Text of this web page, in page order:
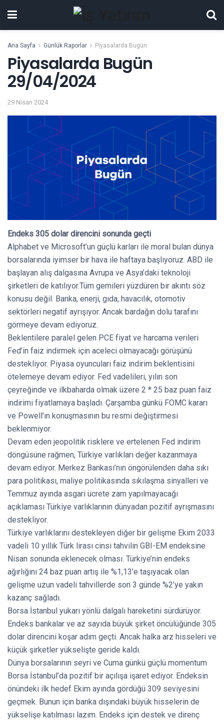
Ana Sayfa Günlük Raporlar Piyasalarda Bugün
Piyasalarda Bugün
29/04/2024
29 Nisan 2024
Endeks 305 dolar direncini sonunda geçti
Alphabet ve Microsoft’un güçlü karları ile moral bulan dünya
borsalarında iyimser bir hava ile haftaya başlıyoruz. ABD ile
başlayan alış dalgasına Avrupa ve Asya’daki teknoloji
şirketleri de katılıyor.Tüm gemileri yüzdüren bir akıntı söz
konusu değil. Banka, enerji, gıda, havacılık, otomotiv
sektörleri negatif ayrışıyor. Ancak bardağın dolu tarafını
görmeye devam ediyoruz.
Beklentilere paralel gelen PCE fiyat ve harcama verileri
Fed’in faiz indirmek için aceleci olmayacağı görüşünü
destekliyor. Piyasa oyuncuları faiz indirim beklentisini
ötelemeye devam ediyor. Fed vadelileri, yılın son
çeyreğinde ve ilkbaharda olmak üzere 2 * 25 baz puan faiz
indirimi fiyatlamaya başladı. Çarşamba günkü FOMC kararı
ve Powell’ın konuşmasının bu resmi değiştirmesi
beklenmiyor.
Devam eden jeopolitik risklere ve ertelenen Fed indirim
döngüsüne rağmen, Türkiye varlıkları değer kazanmaya
devam ediyor. Merkez Bankası’nın öngörülenden daha sıkı
para politikası, maliye politikasında sıkılaşma sinyalleri ve
Temmuz ayında asgari ücrete zam yapılmayacağı
açıklaması Türkiye varlıklarının dünyadan pozitif ayrışmasını
destekliyor.
Türkiye varlıklarını destekleyen diğer bir gelişme Ekim 2033
vadeli 10 yıllık Türk lirası cinsi tahvilin GBI-EM endeksine
Nisan sonunda eklenecek olması. Türkiye’nin endeks
ağırlığını 24 baz puan artış ile %1,13’e taşıyacak olan
gelişme uzun vadeli tahvillerde son 3 günde %2’ye yakın
kazanç sağladı.
Borsa İstanbul yukarı yönlü dalgalı hareketini sürdürüyor.
Endeks bankalar ve az sayıda büyük şirket öncülüğünde 305
dolar direncini koşar adım geçti. Ancak halka arz hisseleri ve
küçük şirketler yükselişte geride kaldı.
Dünya borsalarının seyri ve Cuma günkü güçlü momentum
Borsa İstanbul’da pozitif bir açılışa işaret ediyor. Endeksin
önündeki ilk hedef Ekim ayında gördüğü 309 seviyesini
geçmek. Bunun için banka dışındaki büyük hisselerin de
yükselişe katılması lazım. Endeks için destek ve direnç